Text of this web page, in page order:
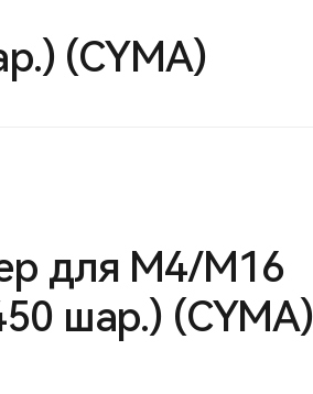
(CYMA)
для М4/М16
шар.) (CYMA)